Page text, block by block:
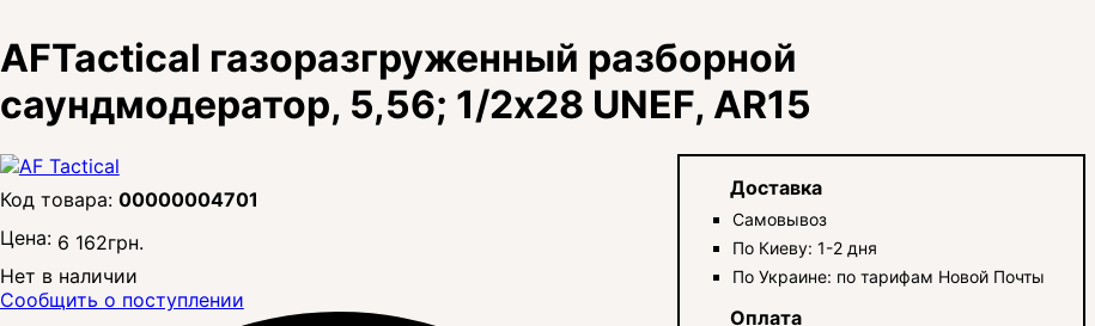
AFTactical газоразгруженный разборной
саундмодератор, 5,56; 1/2x28 UNEF, AR15
00000004701
Цена: 6 162грн.
Нет в наличии
Сообщить о поступлении
Доставка
Самовывоз
По Киеву: 1-2 дня
По Украине: по тарифам Новой Почты
Оплата